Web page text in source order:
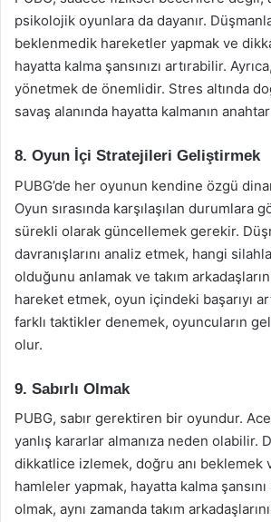
psikolojik oyunlara da dayanır.
beklenmedik hareketler yapmak ve
hayatta kalma şansınızı artırabilir.
yönetmek de önemlidir. Stres altında
savaş alanında hayatta kalmanın
8. Oyun İçi Stratejileri Geliştirmek
PUBG’de her oyunun kendine özgü
Oyun sırasında karşılaşılan durumlara
sürekli olarak güncellemek gerekir.
davranışlarını analiz etmek, hangi
olduğunu anlamak ve takım
hareket etmek, oyun içindeki başarıyı
farklı taktikler denemek, oyuncuların
olur.
9. Sabırlı Olmak
PUBG, sabır gerektiren bir oyundur.
yanlış kararlar almanıza neden olabilir.
dikkatlice izlemek, doğru anı beklemek
hamleler yapmak, hayatta kalma şansını
olmak, aynı zamanda takım